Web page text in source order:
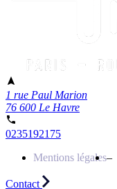
1 rue Paul Marion
76 600 Le Havre
0235192175
Mentions légales
Contact